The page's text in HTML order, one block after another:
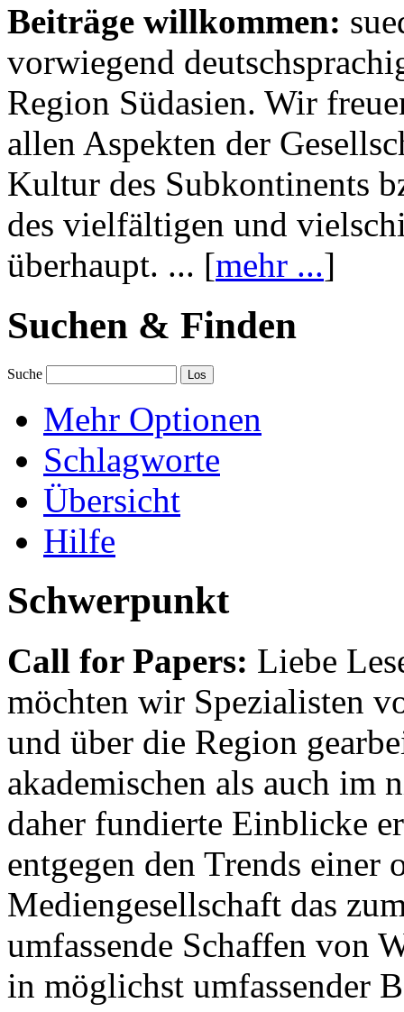
Beiträge willkommen:
vorwiegend
Region Südasien. Wir
allen Aspekten der
Kultur des Subkontinents
des vielfältigen und
überhaupt. ... [mehr ...]
Suchen & Finden
Suche
Mehr Optionen
Schlagworte
Übersicht
Hilfe
Schwerpunkt
Call for Papers: Liebe
möchten wir Spezialisten
und über die Region
akademischen als auch im
daher fundierte Einblicke
entgegen den Trends einer
Mediengesellschaft das
umfassende Schaffen von
in möglichst umfassender